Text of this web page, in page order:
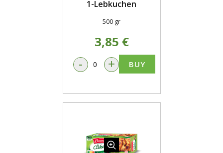
1-Lebkuchen
500 gr
3,85 €
- + BUY